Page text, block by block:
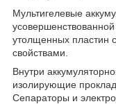
Мультигелевые
утолщенных пластин
свойствами.
Внутри
изолирующие
Сепараторы и